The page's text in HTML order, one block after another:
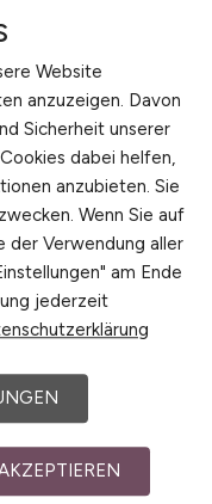
Write-off-
(FI/CO;
und
Website
anzuzeigen. Davon
Sicherheit unserer
dabei helfen,
anzubieten. Sie
Wenn Sie auf
der Verwendung aller
am Ende
jederzeit